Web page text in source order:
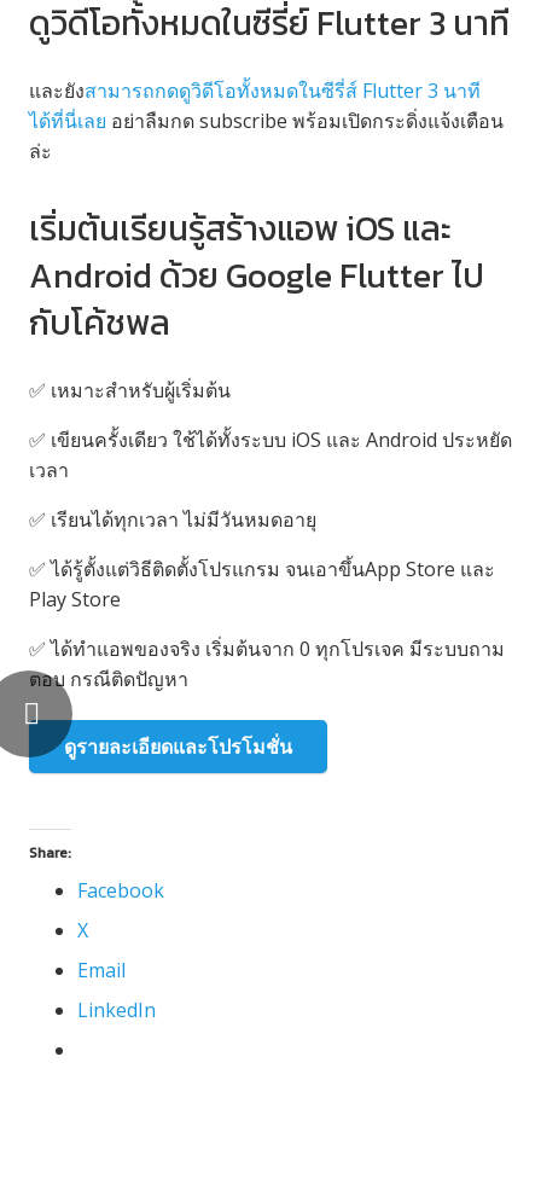
ดูวิดีโอทั้งหมดในซีรี่ย์ Flutter 3 นาที
และยังสามารถกดดูวิดีโอทั้งหมดในซีรี่ส์ Flutter 3 นาที
ได้ที่นี่เลย อย่าลืมกด subscribe พร้อมเปิดกระดิ่งแจ้งเตือน
ล่ะ
เริ่มต้นเรียนรู้สร้างแอพ iOS และ
Android ด้วย Google Flutter ไป
กับโค้ชพล
✅ เหมาะสำหรับผู้เริ่มต้น
✅ เขียนครั้งเดียว ใช้ได้ทั้งระบบ iOS และ Android ประหยัด
เวลา
✅ เรียนได้ทุกเวลา ไม่มีวันหมดอายุ
✅ได้รู้ตั้งแต่วิธีติดตั้งโปรแกรม จนเอาขึ้นApp Store และ
Play Store
✅ได้ทำแอพของจริง เริ่มต้นจาก 0 ทุกโปรเจค มีระบบถาม
ตอบ กรณีติดปัญหา
ดูรายละเอียดและโปรโมชั่น
Share:
Facebook
X
Email
LinkedIn